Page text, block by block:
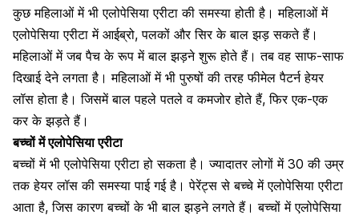
कुछ महिलाओं में भी एलोपेसिया एरीटा की समस्या होती है। महिलाओं में
एलोपेसिया एरीटा में आईब्रो, पलकों और सिर के बाल झड़ सकते हैं।
महिलाओं में जब पैच के रूप में बाल झड़ने शुरू होते हैं। तब वह साफ-साफ
दिखाई देने लगता है। महिलाओं में भी पुरुषों की तरहफीमेल पैटर्न हेयर
लॉस होता है। जिसमें बाल पहले पतले व कमजोर होते हैं, फिर एक-एक
कर के झड़ते हैं।
बच्चों में एलोपेसिया एरीटा
बच्चों में भी एलोपेसिया एरीटा हो सकता है। ज्यादातर लोगों में 30 की उम्र
तक हेयर लॉस की समस्या पाई गई है। पेरेंट्स से बच्चे में एलोपेसिया एरीटा
आता है, जिस कारणबच्चों के भी बाल झड़नेलगते हैं। बच्चों में एलोपेसिया